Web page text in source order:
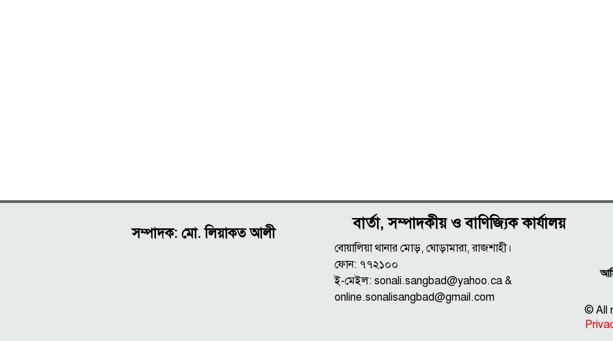
সম্পাদক: মো. লিয়াকত আলী
বার্তা, সম্পাদকীয় ও বাণিজ্যিক কার্যালয়
বোয়ালিয়া থানার মোড়, ঘোড়ামারা, রাজশাহী।
ফোন: ৭৭২১০০
ই-মেইল: sonali.sangbad@yahoo.ca &
online.sonalisangbad@gmail.com
© All